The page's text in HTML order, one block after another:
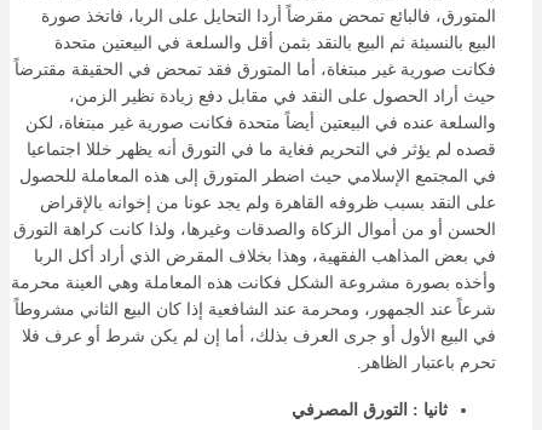
المتورق، فالبائع تمحض مقرضاً أردا التحايل على الربا، فاتخذ صورة
البيع بالنسيئة ثم البيع بالنقد بثمن أقل والسلعة في البيعتين متحدة
فكانت صورية غير مبتغاة، أما المتورق فقد تمحض في الحقيقة مقترضاً
حيث أراد الحصول على النقد في مقابل دفع زيادة نظير الزمن،
والسلعة عنده في البيعتين أيضاً متحدة فكانت صورية غير مبتغاة، لكن
قصده لم يؤثر في التحريم فغاية ما في التورق أنه يظهر خللا اجتماعيا
في المجتمع الإسلامي حيث اضطر المتورق إلى هذه المعاملة للحصول
على النقد بسبب ظروفه القاهرة ولم يجد عونا من إخوانه بالإقراض
الحسن أو من أموال الزكاة والصدقات وغيرها، ولذا كانت كراهة التورق
في بعض المذاهب الفقهية، وهذا بخلاف المقرض الذي أراد أكل الربا
وأخذه بصورة مشروعة الشكل فكانت هذه المعاملة وهي العينة محرمة
شرعاً عند الجمهور، ومحرمة عند الشافعية إذا كان البيع الثاني مشروطاً
في البيع الأول أو جرى العرف بذلك، أما إن لم يكن شرط أو عرف فلا
تحرم باعتبار الظاهر.
ثانيا : التورق المصرفي